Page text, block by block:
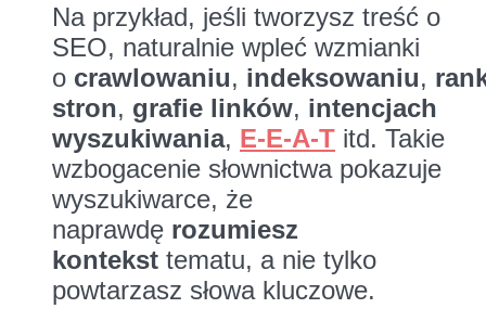
Na przykład, jeśli tworzysz treść o
SEO, naturalnie wpleć wzmianki
o crawlowaniu, indeksowaniu,
stron, grafie linków, intencjach
wyszukiwania, E-E-A-T itd. Takie
wzbogacenie słownictwa pokazuje
wyszukiwarce, że
naprawdę rozumiesz
kontekst tematu, a nie tylko
powtarzasz słowa kluczowe.